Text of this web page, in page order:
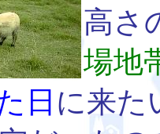
高さ
場地
日 に来た